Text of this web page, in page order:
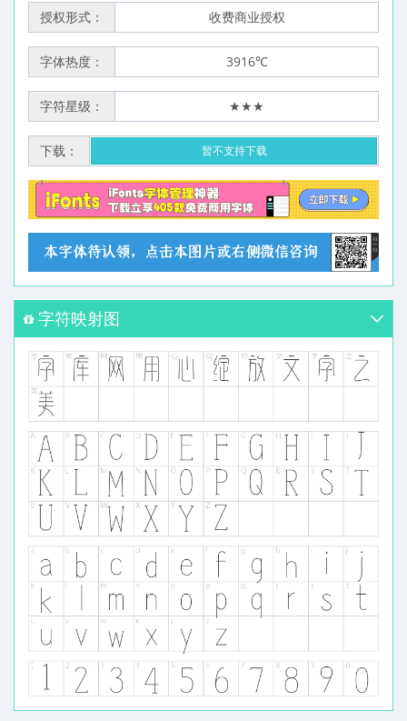
授权形式： 收费商业授权
字体热度： 3916℃
字符星级： ★★★
下载： 暂不支持下载
字符映射图